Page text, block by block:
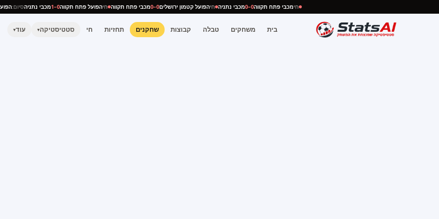
חימכבי פתח תקווה0–0 מכבי נתניה חיהפועל קטמון ירושלים0–0 מכבי פתח תקווה חיהפועל פתח תקווה0–1 מכבי נתניהסיום:
בית משחקים טבלה קבוצות שחקנים תחזיות חי סטטיסטיקה▾ עוד▾